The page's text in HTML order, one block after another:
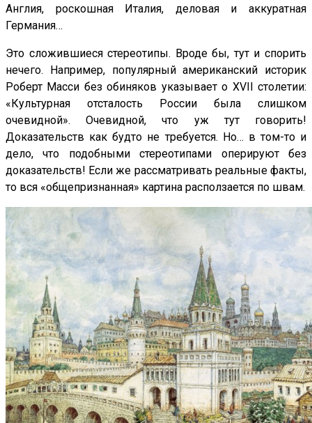
Англия, роскошная Италия, деловая и аккуратная
Германия…
Это сложившиеся стереотипы. Вроде бы, тут и спорить
нечего. Например, популярный американский историк
Роберт Масси без обиняков указывает о XVII столетии:
«Культурная отсталость России была слишком
очевидной». Очевидной, что уж тут говорить!
Доказательств как будто не требуется. Но… в том-то и
дело, что подобными стереотипами оперируют без
доказательств! Если же рассматривать реальные факты,
то вся «общепризнанная» картина расползается по швам.